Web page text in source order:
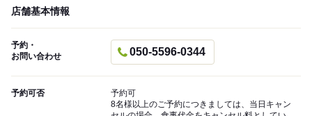
店舗基本情報
予約・
お問い合わせ
050-5596-0344
予約可否
予約可
8名様以上のご予約につきましては、当日キャン